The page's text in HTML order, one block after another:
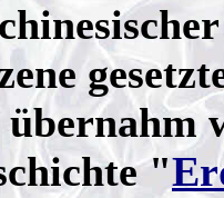
"